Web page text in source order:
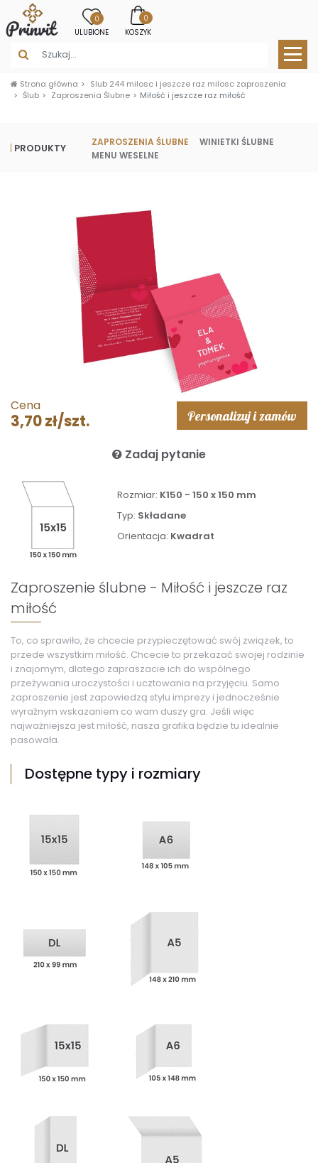
0
ULUBIONE
0
KOSZYK
Strona główna
Slub 244 milosc i jeszcze raz milosc zaproszenia
Ślub
Zaproszenia Ślubne Miłość i jeszcze raz miłość
PRODUKTY ZAPROSZENIA ŚLUBNE
WINIETKI ŚLUBNE
MENU WESELNE
Cena
3,70 zł/szt. Personalizuj i zamów
Zadaj pytanie
Rozmiar: K150 - 150 x 150 mm
Typ: Składane
Orientacja: Kwadrat
Zaproszenie ślubne - Miłość i jeszcze raz
miłość
To, co sprawiło, że chcecie przypieczętować swój związek, to
przede wszystkim miłość. Chcecie to przekazać swojej rodzinie
i znajomym, dlatego zapraszacie ich do wspólnego
przeżywania uroczystości i ucztowania na przyjęciu. Samo
zaproszenie jest zapowiedzą stylu imprezy i jednocześnie
wyraźnym wskazaniem co wam duszy gra. Jeśli więc
najważniejsza jest miłość, nasza grafika będzie tu idealnie
pasowała.
Dostępne typy i rozmiary